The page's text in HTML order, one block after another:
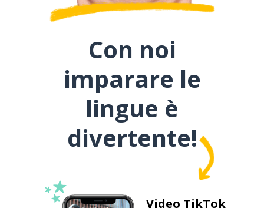
Con noi
imparare le
lingue è
divertente!
Video TikTok